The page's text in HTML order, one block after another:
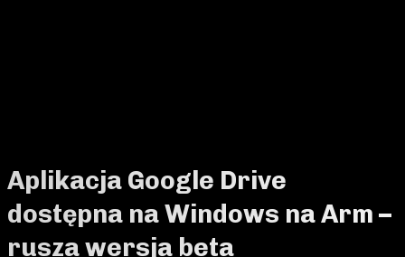
Aplikacja Google Drive
dostępna na Windows na Arm –
rusza wersja beta